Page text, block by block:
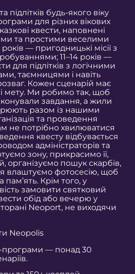
підлітків будь-якого віку
для різних вікових
квести, наповнені
та простими веселими
— пригодницькі місії з
11–14 років —
для підлітків з логічними
таємницями і навіть
Кожен сценарій має
мету. Ми робимо так, щоб
завдання, а жили
разом із нашими
та проведення
не потрібно хвилюватися
квесту відбувається
адміністраторів та
зону, прикрасимо її,
організуємо пошук скарбів,
влаштуємо фотосесію, щоб
Крім того, у
замовити святковий
обід або вечерю у
Neoport, не виходячи
Neopolis
програми — понад 30